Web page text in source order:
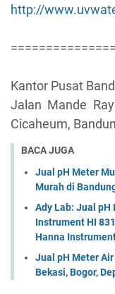
http://
Kantor Pusat
Jalan Mande
Cicaheum,
BACA JUGA
Jual pH Meter
Murah di
Ady Lab: Jual pH
Instrument HI
Hanna
Jual pH Meter
Bekasi, Bogor,